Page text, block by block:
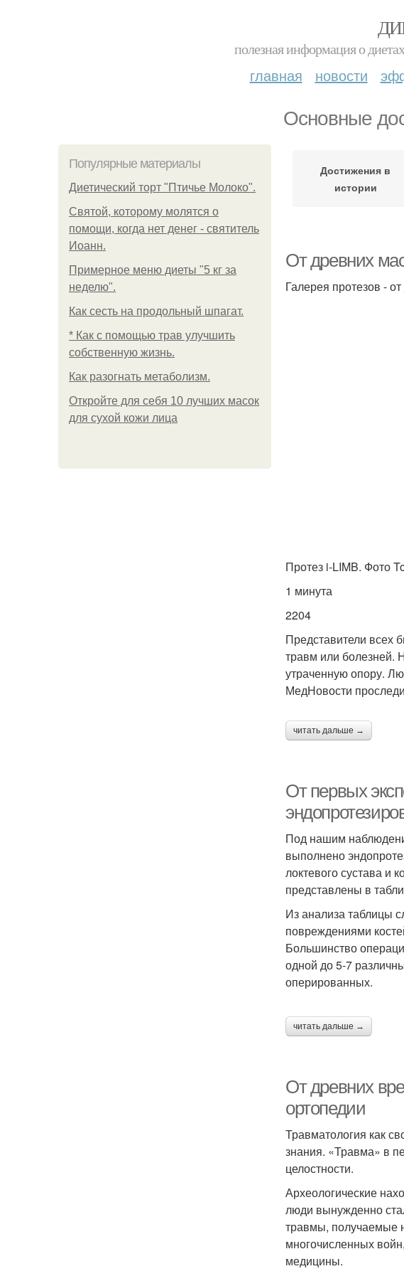
полезная информация о
главная новости
Основные
Популярные материалы
Диетический торт "Птичье Молоко".
Святой, которому молятся о
помощи, когда нет денег - святитель
Иоанн.
Примерное меню диеты "5 кг за
неделю".
Как сесть на продольный шпагат.
* Как с помощью трав улучшить
собственную жизнь.
Как разогнать метаболизм.
Откройте для себя 10 лучших масок
для сухой кожи лица
Достижения в
истории
От древних
Галерея протезов -
Протез i-LIMB. Фото
1 минута
2204
Представители всех
травм или болезней.
утраченную опору.
МедНовости
читать дальше →
От первых
Под нашим
выполнено
локтевого сустава и
представлены в
Из анализа таблицы
повреждениями
Большинство
одной до 5-7
оперированных.
читать дальше →
От древних
ортопедии
Травматология как
знания. «Травма» в
целостно­сти.
Археологические
люди вынужденно
травмы, получаемые
многочислен­ных
медицины.